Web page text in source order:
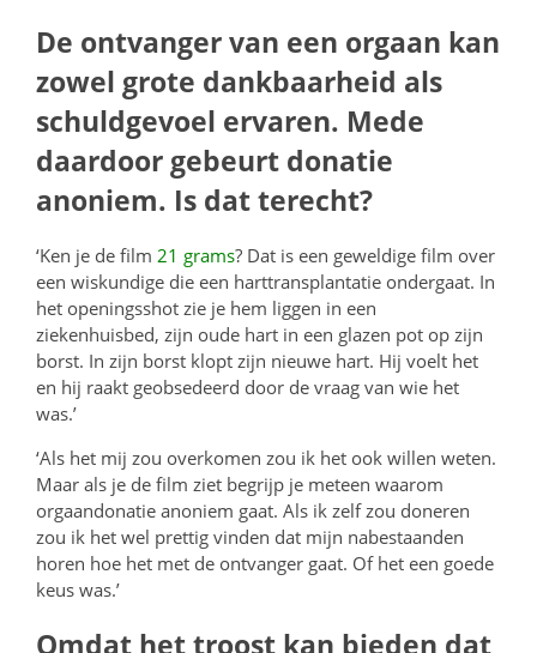
De ontvanger van een orgaan kan
zowel grote dankbaarheid als
schuldgevoel ervaren. Mede
daardoor gebeurt donatie
anoniem. Is dat terecht?
‘Ken je de film 21 grams? Dat is een geweldige film over
een wiskundige die een harttransplantatie ondergaat. In
het openingsshot zie je hem liggen in een
ziekenhuisbed, zijn oude hart in een glazen pot op zijn
borst. In zijn borst klopt zijn nieuwe hart. Hij voelt het
en hij raakt geobsedeerd door de vraag van wie het
was.’
‘Als het mij zou overkomen zou ik het ook willen weten.
Maar als je de film ziet begrijp je meteen waarom
orgaandonatie anoniem gaat. Als ik zelf zou doneren
zou ik het wel prettig vinden dat mijn nabestaanden
horen hoe het met de ontvanger gaat. Of het een goede
keus was.’
Omdat het troost kan bieden dat